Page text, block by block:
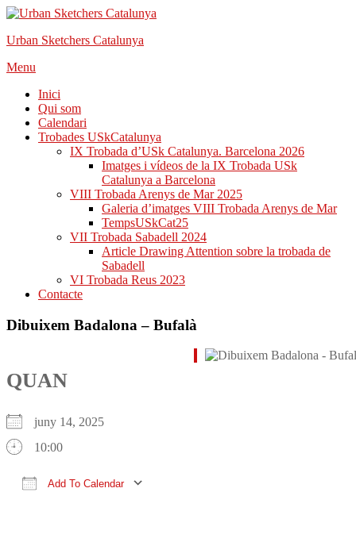
Urban Sketchers Catalunya
Skip
content
Menu
Inici
Qui som
Calendari
Trobades USkCatalunya
IX Trobada d’USk Catalunya. Barcelona 2026
Imatges i vídeos de la IX Trobada USk
Catalunya a Barcelona
VIII Trobada Arenys de Mar 2025
Galeria d’imatges VIII Trobada Arenys de Mar
TempsUSkCat25
VII Trobada Sabadell 2024
Article Drawing Attention sobre la trobada de
Sabadell
VI Trobada Reus 2023
Contacte
Dibuixem Badalona – Bufalà
QUAN
juny 14, 2025
10:00
Add To Calendar